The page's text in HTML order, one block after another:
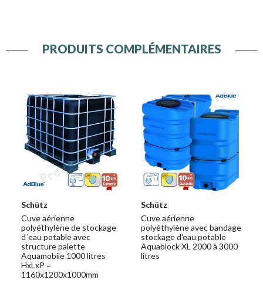
PRODUITS COMPLÉMENTAIRES
Schütz
Cuve aérienne
polyéthylène de stockage
d´eau potable avec
structure palette
Aquamobile 1000 litres
HxLxP =
1160x1200x1000mm
Schütz
Cuve aérienne
polyéthylène avec bandage
stockage d'eau potable
Aquablock XL 2000 à 3000
litres